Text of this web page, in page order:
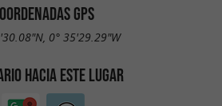
GPS
0° 35'29.29"W
HACIA ESTE LUGAR